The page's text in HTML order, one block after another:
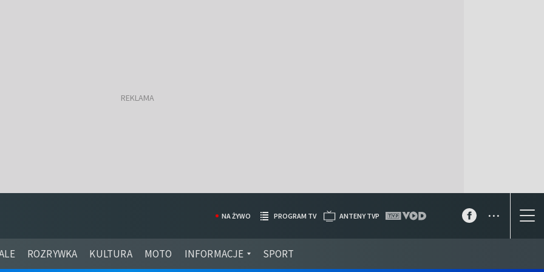
ROZRYWKA KULTURA MOTO INFORMACJE SPORT
NA ŻYWO PROGRAM TV ANTENY TVP ...